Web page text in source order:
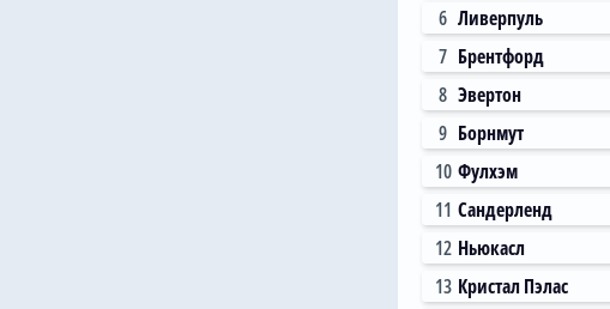
6 Ливерпуль
7 Брентфорд
8 Эвертон
9 Борнмут
10 Фулхэм
11 Сандерленд
12 Ньюкасл
13 Кристал Пэлас